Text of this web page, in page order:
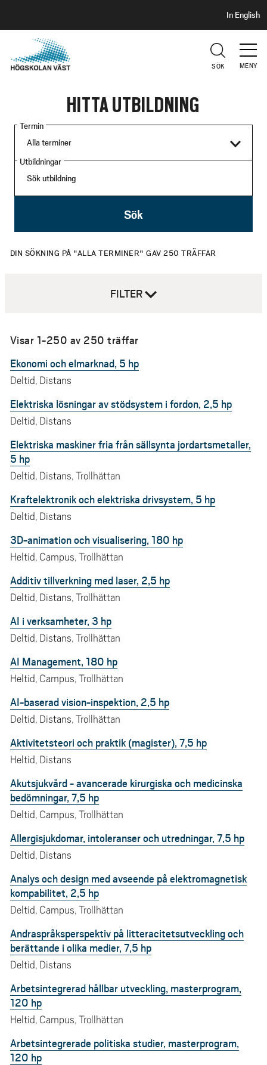
D
H
U
V
In English
MENY
SÖK
HITTA UTBILDNING
Termin
Utbildningar
Sök
DIN SÖKNING PÅ "ALLA TERMINER"GAV250TRÄFFAR
FILTER
Visar 1-250 av 250 träffar
Ekonomi och elmarknad, 5 hp
Deltid, Distans
Elektriska lösningar av stödsystem i fordon, 2,5 hp
Deltid, Distans
Elektriska maskiner fria från sällsynta jordartsmetaller,
5 hp
Deltid, Distans, Trollhättan
Kraftelektronik och elektriska drivsystem, 5 hp
Deltid, Distans
3D-animation och visualisering, 180 hp
Heltid, Campus, Trollhättan
Additiv tillverkning med laser, 2,5 hp
Deltid, Distans, Trollhättan
AI i verksamheter, 3 hp
Deltid, Distans, Trollhättan
AI Management, 180 hp
Heltid, Campus, Trollhättan
AI-baserad vision-inspektion, 2,5 hp
Deltid, Distans, Trollhättan
Aktivitetsteori och praktik (magister), 7,5 hp
Heltid, Distans
Akutsjukvård - avancerade kirurgiska och medicinska
bedömningar, 7,5 hp
Deltid, Campus, Trollhättan
Allergisjukdomar, intoleranser och utredningar, 7,5 hp
Deltid, Distans
Analys och design med avseende på elektromagnetisk
kompabilitet, 2,5 hp
Deltid, Campus, Trollhättan
Andraspråksperspektiv på litteracitetsutveckling och
berättande i olika medier, 7,5 hp
Deltid, Distans
Arbetsintegrerad hållbar utveckling, masterprogram,
120 hp
Heltid, Campus, Trollhättan
Arbetsintegrerade politiska studier, masterprogram,
120 hp